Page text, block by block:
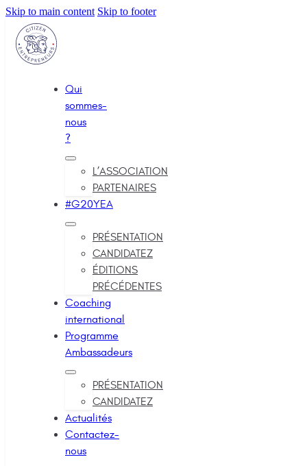
Skip to main content Skip to footer
Qui
sommes-
nous
?
L’ASSOCIATION
PARTENAIRES
#G20YEA
PRÉSENTATION
CANDIDATEZ
ÉDITIONS
PRÉCÉDENTES
Coaching
international
Programme
Ambassadeurs
PRÉSENTATION
CANDIDATEZ
Actualités
Contactez-
nous